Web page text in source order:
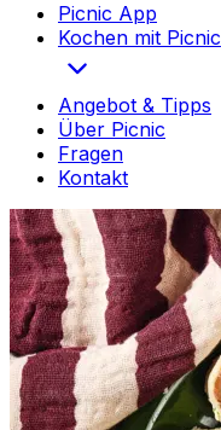
Picnic App
Kochen mit Picnic
Angebot & Tipps
Über Picnic
Fragen
Kontakt